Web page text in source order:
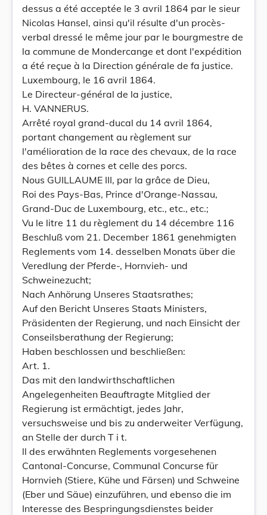
dessus a été acceptée le 3 avril 1864 par le sieur
Nicolas Hansel, ainsi qu'il résulte d'un procès-
verbal dressé le même jour par le bourgmestre de
la commune de Mondercange et dont l'expédition
a été reçue à la Direction générale de fa justice.
Luxembourg, le 16 avril 1864.
Le Directeur-général de la justice,
H. VANNERUS.
Arrêté royal grand-ducal du 14 avril 1864,
portant changement au règlement sur
l'amélioration de la race des chevaux, de la race
des bêtes à cornes et celle des porcs.
Nous GUILLAUME III, par la grâce de Dieu,
Roi des Pays-Bas, Prince d'Orange-Nassau,
Grand-Duc de Luxembourg, etc., etc., etc.;
Vu le litre 11 du règlement du 14 décembre 116
Beschluß vom 21. December 1861 genehmigten
Reglements vom 14. desselben Monats über die
Veredlung der Pferde-, Hornvieh- und
Schweinezucht;
Nach Anhörung Unseres Staatsrathes;
Auf den Bericht Unseres Staats Ministers,
Präsidenten der Regierung, und nach Einsicht der
Conseilsberathung der Regierung;
Haben beschlossen und beschließen:
Art. 1.
Das mit den landwirthschaftlichen
Angelegenheiten Beauftragte Mitglied der
Regierung ist ermächtigt, jedes Jahr,
versuchsweise und bis zu anderweiter Verfügung,
an Stelle der durch T i t.
ll des erwähnten Reglements vorgesehenen
Cantonal-Concurse, Communal Concurse für
Hornvieh (Stiere, Kühe und Färsen) und Schweine
(Eber und Säue) einzuführen, und ebenso die im
Interesse des Bespringungsdienstes beider